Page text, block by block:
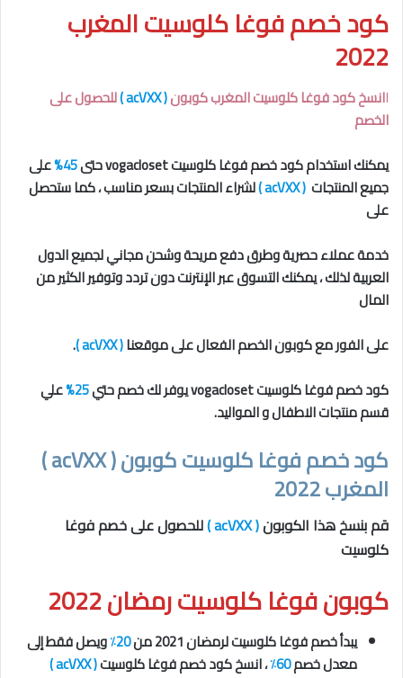
كود خصم فوغا كلوسيت المغرب
2022
اانسخ كود فوغا كلوسيت المغرب كوبون( acVXX )
للحصول على
الخصم
يمكنك استخدام كود خصم فوغا كلوسيت vogacloset حتى
على
جميع المنتجات ( acVXX )
لشراء المنتجات بسعر مناسب ، كما ستحصل
على
خدمة عملاء حصرية وطرق دفع مريحة وشحن مجاني لجميع الدول
العربية لذلك ، يمكنك التسوق عبر الإنترنت دون تردد وتوفير الكثير من
المال
على الفور مع كوبون الخصم الفعال على موقعنا( acVXX )
.
كود خصم فوغا كلوسيت vogacloset يوفر لك خصم حتي
25% علي
قسم منتجات الاطفال و المواليد.
كود خصم فوغا كلوسيت كوبون ( acVXX )
المغرب 2022
قم بنسخ هذا الكوبون( acVXX )
للحصول على خصم فوغا
كلوسيت
كوبون فوغا كلوسيت رمضان 2022
يبدأ خصم فوغا كلوسيت لرمضان 2021 من 20٪ ويصل فقط إلى
معدل خصم60٪ ، انسخ كود خصم فوغا كلوسيت( acVXX )